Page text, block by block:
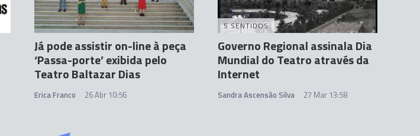
Já pode assistir on-line à peça
‘Passa-porte’ exibida pelo
Teatro Baltazar Dias
Erica Franco 26 Abr 10:56
5 SENTIDOS
Governo Regional assinala Dia
Mundial do Teatro através da
Internet
Sandra Ascensão Silva 27 Mar 13:58